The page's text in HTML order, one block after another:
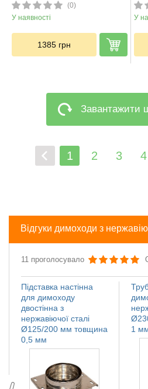
(0)
У наявності
1385 грн
У
Завантажити
1 2 3 4
Відгуки димоходи з
11 проголосувало
1
Підставка настінна
для димоходу
двостінна з
нержавіючої сталі
Ø125/200 мм товщина
0,5 мм